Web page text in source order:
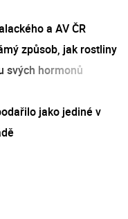
a AV ČR
způsob, jak rostliny
svých hormonů
jako jediné v